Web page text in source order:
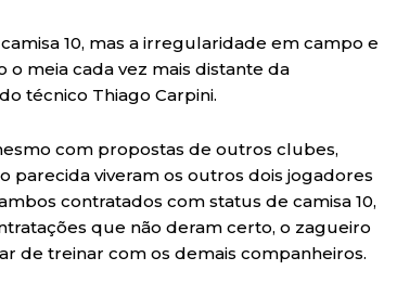
10, mas a irregularidade em campo e
meia cada vez mais distante da
técnico Thiago Carpini.
com propostas de outros clubes,
parecida viveram os outros dois jogadores
contratados com status de camisa 10,
que não deram certo, o zagueiro
de treinar com os demais companheiros.